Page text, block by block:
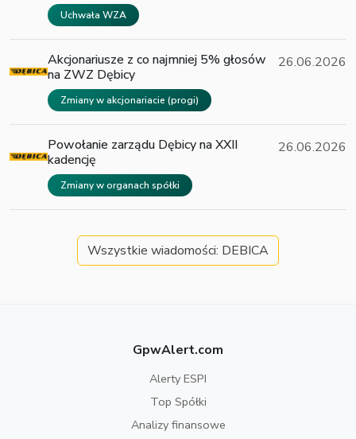
Uchwała WZA
Akcjonariusze z co najmniej 5% głosów
na ZWZ Dębicy
Zmiany w akcjonariacie (progi)
26.06.2026
Powołanie zarządu Dębicy na XXII
kadencję
Zmiany w organach spółki
26.06.2026
Wszystkie wiadomości: DEBICA
GpwAlert.com
Alerty ESPI
Top Spółki
Analizy finansowe